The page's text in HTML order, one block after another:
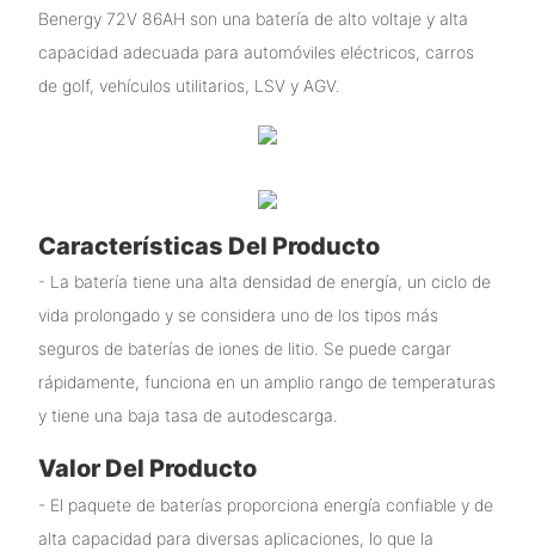
Benergy 72V 86AH son una batería de alto voltaje y alta
capacidad adecuada para automóviles eléctricos, carros
de golf, vehículos utilitarios, LSV y AGV.
Características Del Producto
- La batería tiene una alta densidad de energía, un ciclo de
vida prolongado y se considera uno de los tipos más
seguros de baterías de iones de litio. Se puede cargar
rápidamente, funciona en un amplio rango de temperaturas
y tiene una baja tasa de autodescarga.
Valor Del Producto
- El paquete de baterías proporciona energía confiable y de
alta capacidad para diversas aplicaciones, lo que la